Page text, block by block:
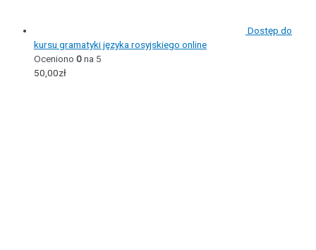
Dostęp do
kursu gramatyki języka rosyjskiego online
Oceniono 0na 5
50,00zł